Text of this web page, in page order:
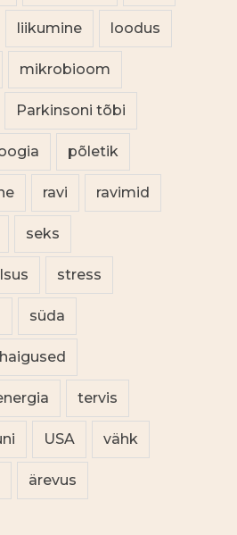
liikumine loodus
mikrobioom
Parkinsoni tõbi
põletik
ravi ravimid
seks
stress
süda
tervis
USA vähk
ärevus